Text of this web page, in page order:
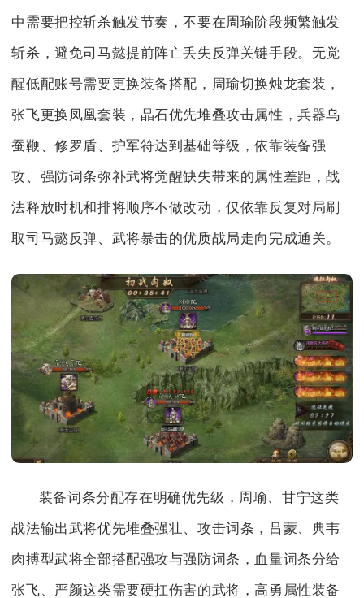
中需要把控斩杀触发节奏，不要在周瑜阶段频繁触发
斩杀，避免司马懿提前阵亡丢失反弹关键手段。无觉
醒低配账号需要更换装备搭配，周瑜切换烛龙套装，
张飞更换凤凰套装，晶石优先堆叠攻击属性，兵器乌
蚕鞭、修罗盾、护军符达到基础等级，依靠装备强
攻、强防词条弥补武将觉醒缺失带来的属性差距，战
法释放时机和排将顺序不做改动，仅依靠反复对局刷
取司马懿反弹、武将暴击的优质战局走向完成通关。
装备词条分配存在明确优先级，周瑜、甘宁这类
战法输出武将优先堆叠强壮、攻击词条，吕蒙、典韦
肉搏型武将全部搭配强攻与强防词条，血量词条分给
张飞、严颜这类需要硬扛伤害的武将，高勇属性装备